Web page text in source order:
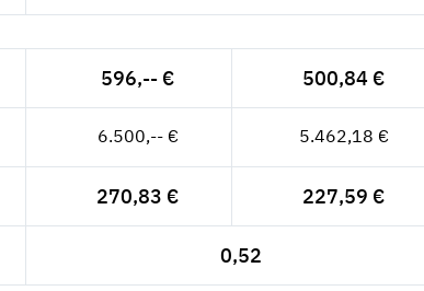
596,-- € 500,84 €
6.500,-- € 5.462,18 €
270,83 € 227,59 €
0,52